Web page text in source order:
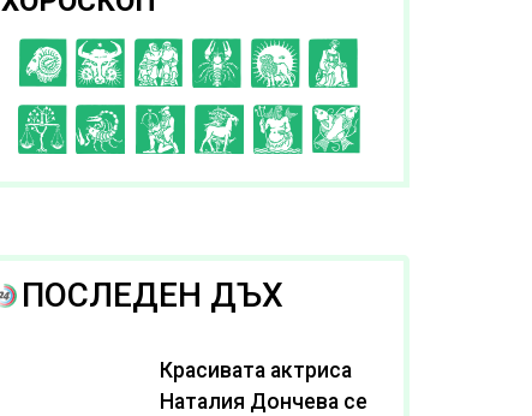
C D EFGH
I J K L A B
ПОСЛЕДЕН ДЪХ
Красивата актриса
Наталия Дончева се